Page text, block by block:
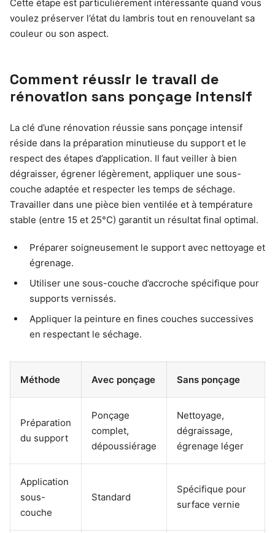
Cette étape est particulièrement intéressante quand vous
voulez préserver l’état du lambris tout en renouvelant sa
couleur ou son aspect.
Comment réussir le travail de
rénovation sans ponçage intensif
La clé d’une rénovation réussie sans ponçage intensif
réside dans la préparation minutieuse du support et le
respect des étapes d’application. Il faut veiller à bien
dégraisser, égrener légèrement, appliquer une sous-
couche adaptée et respecter les temps de séchage.
Travailler dans une pièce bien ventilée et à température
stable (entre 15 et 25°C) garantit un résultat final optimal.
Préparer soigneusement le support avec nettoyage et
égrenage.
Utiliser une sous-couche d’accroche spécifique pour
supports vernissés.
Appliquer la peinture en fines couches successives
en respectant le séchage.
Méthode Avec ponçage Sans ponçage
Préparation
du support
Ponçage
complet,
dépoussiérage
Nettoyage,
dégraissage,
égrenage léger
Application
sous-
couche
Standard
Spécifique pour
surface vernie